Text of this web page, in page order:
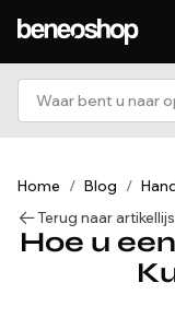
Home / Blog /
Terug naar
Hoe u